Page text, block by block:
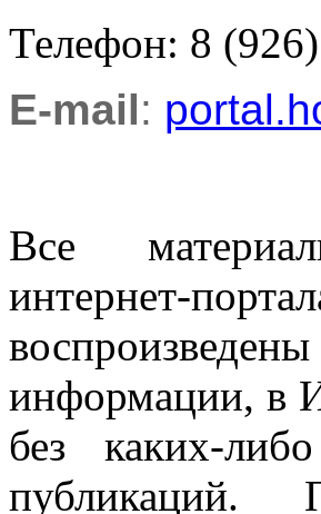
Телефон: 8
E-mail:
Все
интернет-
информации, в
без каких-
публикаций.